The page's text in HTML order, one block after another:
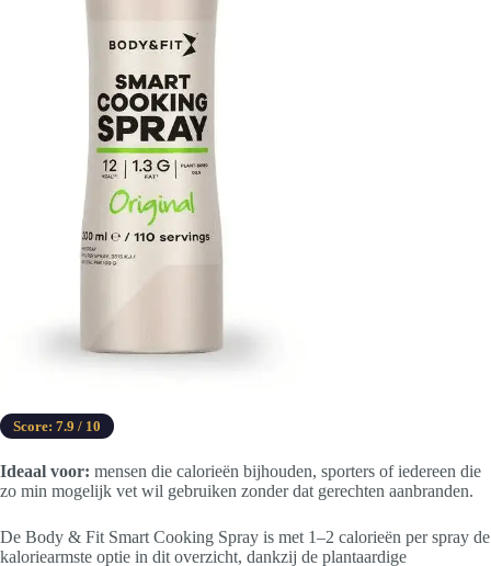
Score: 7.9 / 10
Ideaal voor: mensen die calorieën bijhouden, sporters of iedereen die
zo min mogelijk vet wil gebruiken zonder dat gerechten aanbranden.
De Body & Fit Smart Cooking Spray is met 1–2 calorieën per spray de
kaloriearmste optie in dit overzicht, dankzij de plantaardige